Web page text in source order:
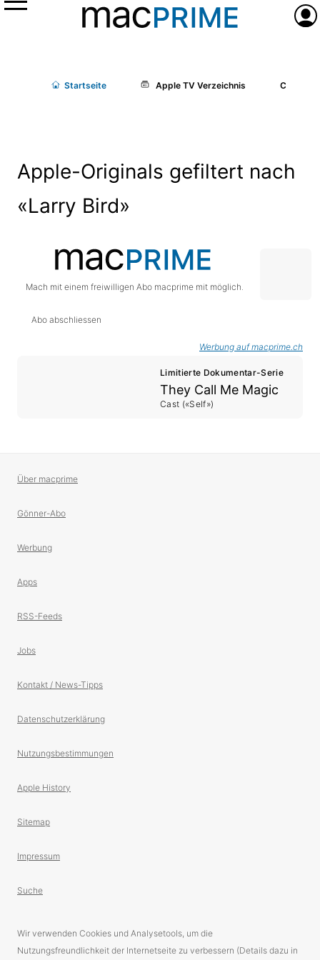
Menü
Startseite Apple TV Verzeichnis Cast/
Apple-Originals gefiltert nach
«Larry Bird»
Mach mit einem freiwilligen Abo macprime mit möglich.
Abo abschliessen
Werbung auf macprime.ch
Limitierte Dokumentar-Serie
They Call Me Magic
Cast («Self»)
Über macprime
Gönner-Abo
Werbung
Apps
RSS-Feeds
Jobs
Kontakt / News-Tipps
Datenschutzerklärung
Nutzungsbestimmungen
Apple History
Sitemap
Impressum
Suche
Wir verwenden Cookies und Analysetools, um die
Nutzungsfreundlichkeit der Internetseite zu verbessern (Details dazu in